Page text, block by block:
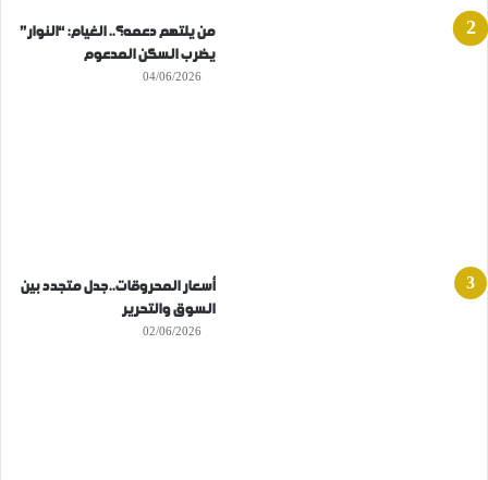
من يلتهم دعمه؟.. الغيام: “النوار”
يضرب السكن المدعوم
04/06/2026
أسعار المحروقات..جدل متجدد بين
السوق والتحرير
02/06/2026